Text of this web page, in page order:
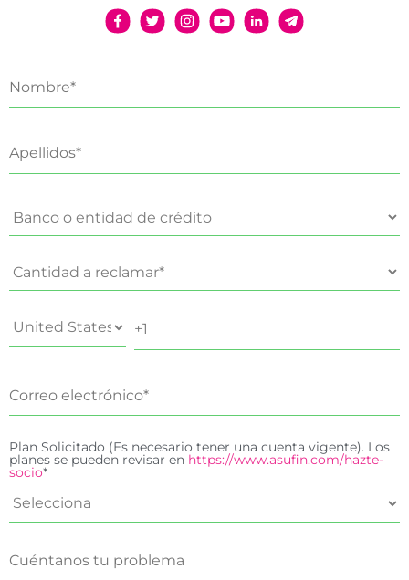
Plan Solicitado (Es necesario tener una cuenta vigente). Los
planes se pueden revisar en https://www.asufin.com/hazte-
socio*